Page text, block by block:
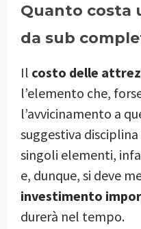
Quanto costa
da sub
Il costo delle
l’elemento che,
l’avvicinamento a
suggestiva
singoli elementi,
e, dunque, si deve
investimento
durerà nel tempo.